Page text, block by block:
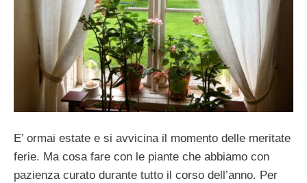
E’ ormai estate e si avvicina il momento delle meritate
ferie. Ma cosa fare con le piante che abbiamo con
pazienza curato durante tutto il corso dell’anno. Per